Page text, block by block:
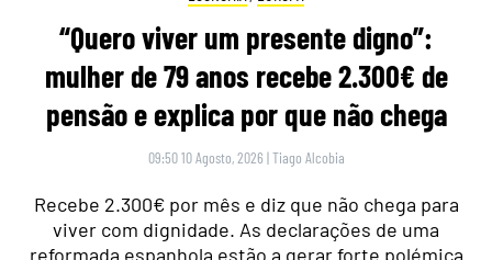
“Quero viver um presente digno”:
mulher de 79 anos recebe 2.300€ de
pensão e explica por que não chega
09:50 10 Agosto, 2026 |Tiago Alcobia
Recebe 2.300€ por mês e diz que não chega para
viver com dignidade. As declarações de uma
reformada espanhola estão a gerar forte polémica